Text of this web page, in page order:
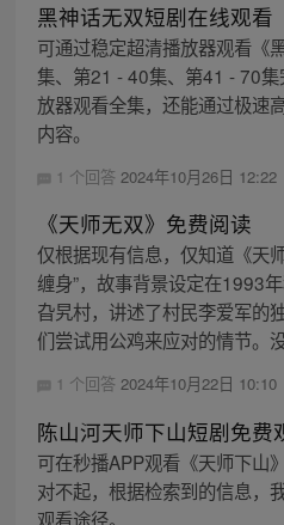
黑神话无双短剧在线观看
可通过稳定超清播放器观看《
集、第21 - 40集、第41 - 70
放器观看全集，还能通过极速
内容。
1 个回答 2024年10月26日 12:22
《天师无双》免费阅读
仅根据现有信息，仅知道《天
缠身”，故事背景设定在1993
旮旯村，讲述了村民李爱军的
们尝试用公鸡来应对的情节。
1 个回答 2024年10月22日 10:10
陈山河天师下山短剧免费
可在秒播APP观看《天师下山
对不起，根据检索到的信息，
观看途径。